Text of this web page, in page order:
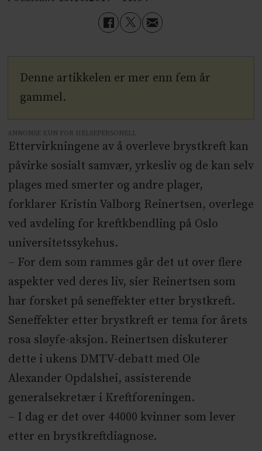
Denne artikkelen er mer enn fem år
gammel.
ANNONSE KUN FOR HELSEPERSONELL
Ettervirkningene av å overleve brystkreft kan
påvirke sosialt samvær, yrkesliv og de kan selv
plages med smerter og andre plager,
forklarer Kristin Valborg Reinertsen, overlege
ved avdeling for kreftkbendling på Oslo
universitetssykehus.
– For dem som rammes går det ut over flere
aspekter ved deres liv, sier Reinertsen som
har forsket på seneffekter etter brystkreft.
Seneffekter etter brystkreft er tema for årets
rosa sløyfe-aksjon. Reinertsen diskuterer
dette i ukens DMTV-debatt med Ole
Alexander Opdalshei, assisterende
generalsekretær i Kreftforeningen.
– I dag er det over 44000 kvinner som lever
etter en brystkreftdiagnose.